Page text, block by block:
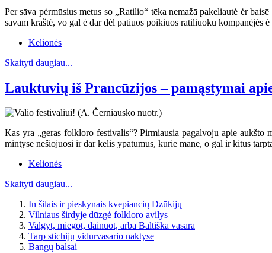
Per sāva pėrmūsius metus so „Ratilio“ tēka nemažā pakeliautė ėr
savam kraštė, vo gal ė dar dėl patiuos poikiuos ratiliuoku kompānėjės ė
Kelionės
Skaityti daugiau...
Lauktuvių iš Prancūzijos – pamąstymai
Kas yra „geras folkloro festivalis“? Pirmiausia pagalvoju apie
mintyse nešiojuosi ir dar kelis ypatumus, kurie mane, o gal ir kitus
Kelionės
Skaityti daugiau...
In šilais ir pieskynais kvepiancių Dzūkijų
Vilniaus širdyje dūzgė folkloro avilys
Valgyt, miegot, dainuot, arba Baltiška vasara
Tarp stichijų vidurvasario naktyse
Bangų balsai